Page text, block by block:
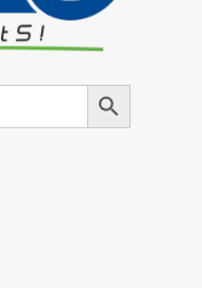
Search Button